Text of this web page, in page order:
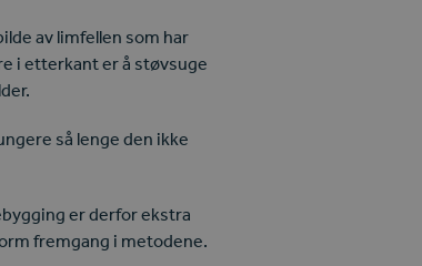
av limfellen som har
i etterkant er å støvsuge
så lenge den ikke
er derfor ekstra
fremgang i metodene.